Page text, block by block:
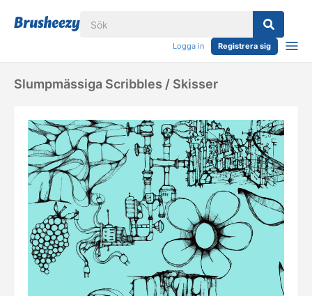
Logga in Registrera sig
Slumpmässiga Scribbles / Skisser